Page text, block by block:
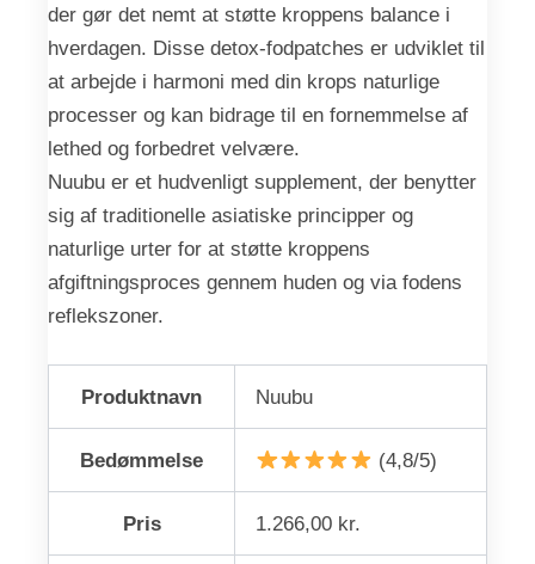
der gør det nemt at støtte kroppens balance i
hverdagen. Disse detox-fodpatches er udviklet til
at arbejde i harmoni med din krops naturlige
processer og kan bidrage til en fornemmelse af
lethed og forbedret velvære.
Nuubu er et hudvenligt supplement, der benytter
sig af traditionelle asiatiske principper og
naturlige urter for at støtte kroppens
afgiftningsproces gennem huden og via fodens
reflekszoner.
Produktnavn Nuubu
Bedømmelse (4,8/5)
Pris 1.266,00 kr.